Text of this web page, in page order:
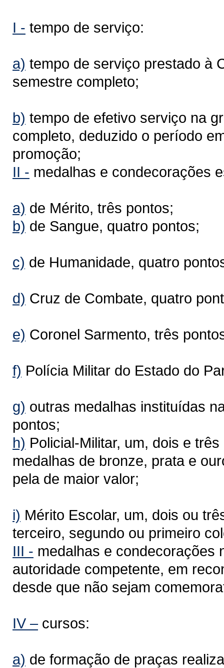
I - tempo de serviço:
a) tempo de serviço prestado à
semestre completo;
b) tempo de efetivo serviço na
completo, deduzido o período
promoção;
II - medalhas e condecorações
a) de Mérito, três pontos;
b) de Sangue, quatro pontos;
c) de Humanidade, quatro
d) Cruz de Combate, quatro
e) Coronel Sarmento, três
f) Polícia Militar do Estado do
g) outras medalhas instituídas
pontos;
h) Policial-Militar, um, dois e
medalhas de bronze, prata e
pela de maior valor;
i) Mérito Escolar, um, dois ou
terceiro, segundo ou primeiro
III - medalhas e condecorações
autoridade competente, em
desde que não sejam
IV –cursos:
a) de formação de praças